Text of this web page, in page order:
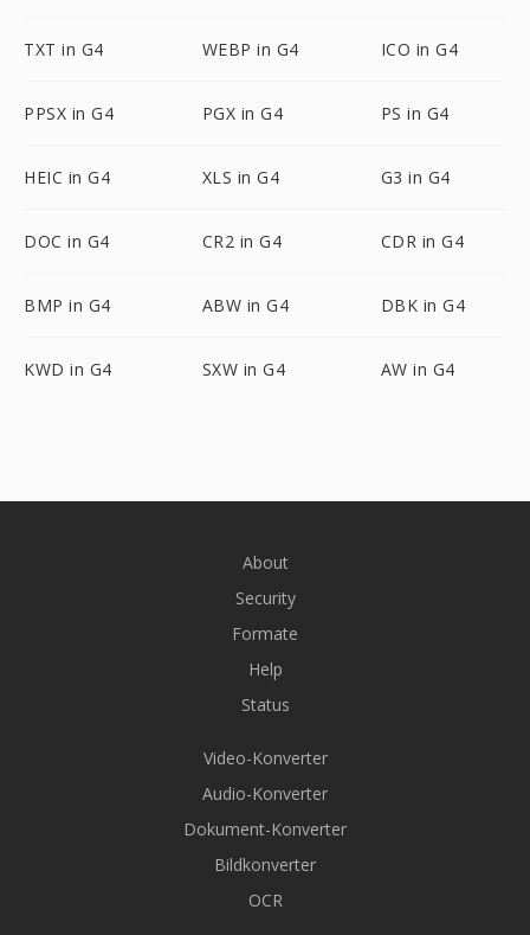
TXT in G4 WEBP in G4 ICO in G4
PPSX in G4 PGX in G4 PS in G4
HEIC in G4 XLS in G4 G3 in G4
DOC in G4 CR2 in G4 CDR in G4
BMP in G4 ABW in G4 DBK in G4
KWD in G4 SXW in G4 AW in G4
About
Security
Formate
Help
Status
Video-Konverter
Audio-Konverter
Dokument-Konverter
Bildkonverter
OCR